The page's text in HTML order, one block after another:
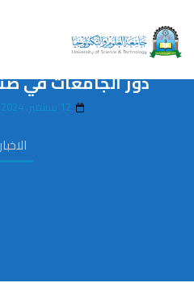
الاخبار
جامعة العلوم تحيي
الشريف .. والوزير
دور الجامعات في